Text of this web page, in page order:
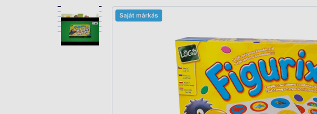
Baba, babakocsi
Bébijáték, kellék
Saját márkás